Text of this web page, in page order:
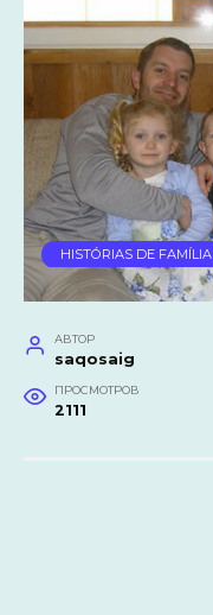
HISTÓRIAS DE FAMÍLIA
АВТОР
saqosaig
ПРОСМОТРОВ
2111